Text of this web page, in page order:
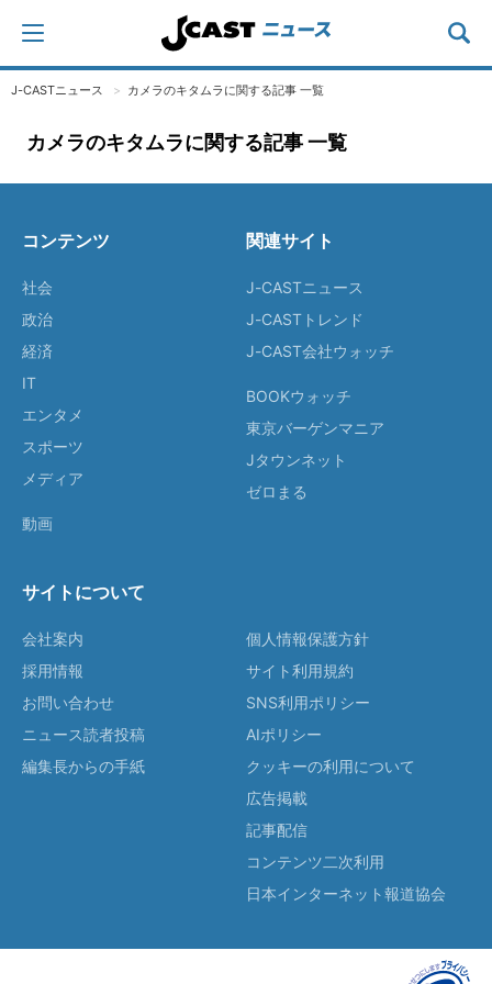
J-CASTニュース カメラのキタムラに関する記事 一覧
カメラのキタムラに関する記事 一覧
コンテンツ
社会
政治
経済
IT
エンタメ
スポーツ
メディア
動画
関連サイト
J-CASTニュース
J-CASTトレンド
J-CAST会社ウォッチ
BOOKウォッチ
東京バーゲンマニア
Jタウンネット
ゼロまる
サイトについて
会社案内
採用情報
お問い合わせ
ニュース読者投稿
編集長からの手紙
個人情報保護方針
サイト利用規約
SNS利用ポリシー
AIポリシー
クッキーの利用について
広告掲載
記事配信
コンテンツ二次利用
日本インターネット報道協会